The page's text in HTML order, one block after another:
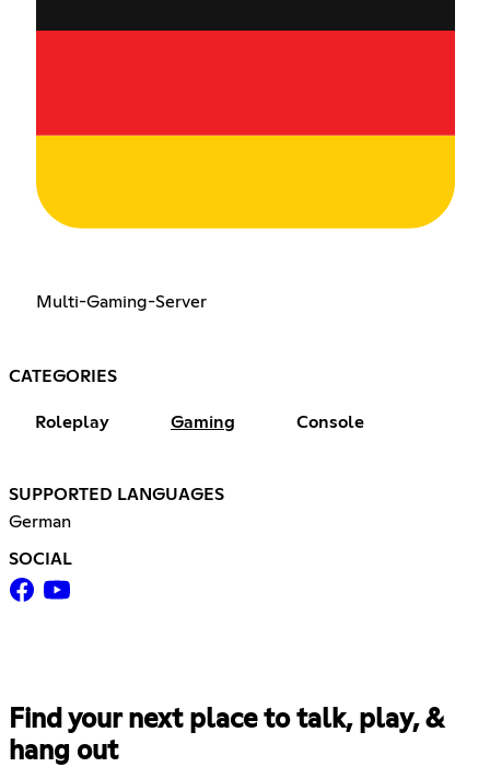
Multi-Gaming-Server
CATEGORIES
Roleplay Gaming Console
SUPPORTED LANGUAGES
German
SOCIAL
Find your next place to talk, play, &
hang out